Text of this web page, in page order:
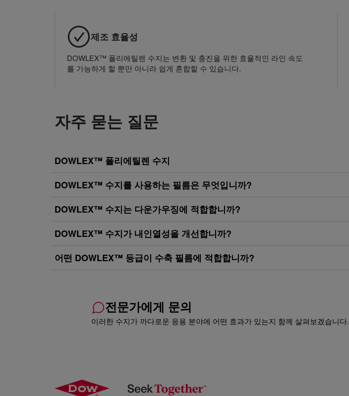
제조 효율성
DOWLEX™ 폴리에틸렌 수지는 변환 및 충진을 위한 효율적인 라인 속도
를 가능하게 할 뿐만 아니라 쉽게 혼합할 수 있습니다.
자주 묻는 질문
DOWLEX™ 폴리에틸렌 수지
DOWLEX™ 수지를 사용하는 필름은 무엇입니까?
DOWLEX™ 수지는 다운가우징에 적합합니까?
DOWLEX™ 수지가 내인열성을 개선합니까?
어떤 DOWLEX™ 등급이 수축 필름에 적합합니까?
전문가에게 문의
이러한 수지가 까다로운 응용 분야에 어떤 효과가 있는지 함께 살펴보겠습니다.